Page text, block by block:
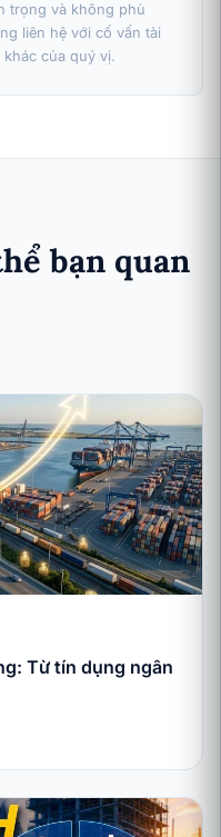
trọng và không phù
liên hệ với cố vấn tài
của quý vị.
bạn quan
Từ tín dụng ngân